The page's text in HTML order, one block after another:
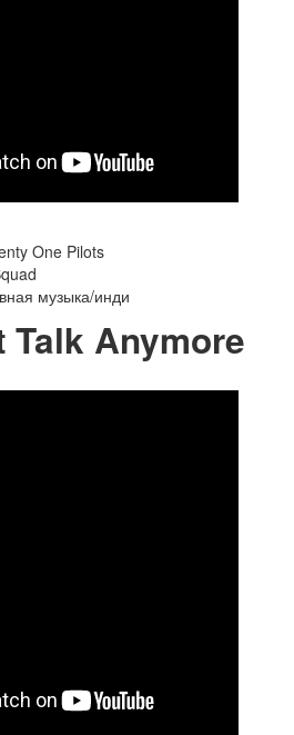
One Pilots
музыка/инди
Talk Anymore